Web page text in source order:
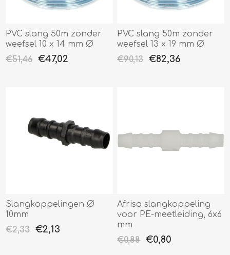
PVC slang 50m zonder
weefsel 10 x 14 mm Ø
€51,46
€47,02
PVC slang 50m zonder
weefsel 13 x 19 mm Ø
€90,13
€82,36
Slangkoppelingen Ø
10mm
€2,33
€2,13
Afriso slangkoppeling
voor PE-meetleiding, 6x6
mm
€0,88
€0,80